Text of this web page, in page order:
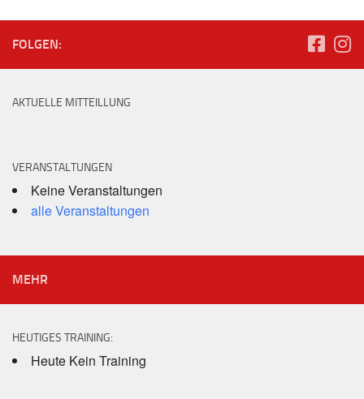
FOLGEN:
AKTUELLE MITTEILLUNG
VERANSTALTUNGEN
Keine Veranstaltungen
alle Veranstaltungen
MEHR
HEUTIGES TRAINING:
Heute Kein Training